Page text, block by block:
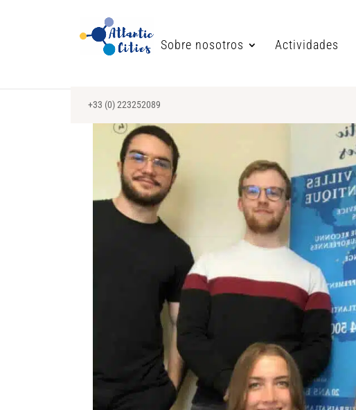
Sobre nosotros Actividades
+33 (0) 223252089